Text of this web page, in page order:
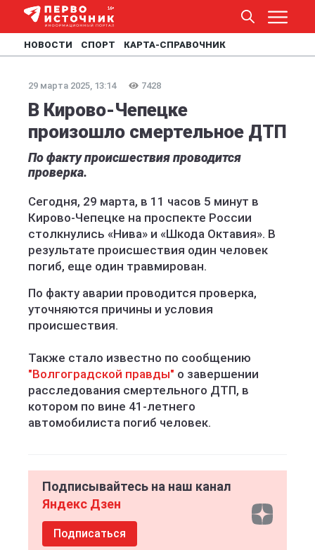
НОВОСТИ СПОРТ КАРТА-СПРАВОЧНИК
29 марта 2025, 13:14 7428
В Кирово-Чепецке
произошло смертельное ДТП
По факту происшествия проводится
проверка.
Сегодня, 29 марта, в 11 часов 5 минут в
Кирово-Чепецке на проспекте России
столкнулись «Нива» и «Шкода Октавия». В
результате происшествия один человек
погиб, еще один травмирован.
По факту аварии проводится проверка,
уточняются причины и условия
происшествия.
Также стало известно по сообщению
"Волгоградской правды" о завершении
расследования смертельного ДТП, в
котором по вине 41-летнего
автомобилиста погиб человек.
Подписывайтесь на наш канал
Яндекс Дзен
Подписаться